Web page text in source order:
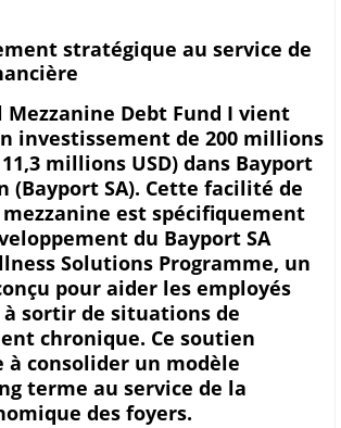
stratégique au service de
Mezzanine Debt Fund I vient
investissement de 200 millions
millions USD) dans Bayport
(Bayport SA). Cette facilité de
est spécifiquement
du Bayport SA
Solutions Programme, un
pour aider les employés
sortir de situations de
chronique. Ce soutien
à consolider un modèle
terme au service de la
des foyers.